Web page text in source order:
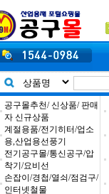
공구몰추천/ 신상품/ 판매
자 신규상품
계절용품/전기히터/업소
용,산업용선풍기
전기공구몰/통신공구/압
착기/요비선
손잡이/경첩/열쇠/점검구/
인터넷철물